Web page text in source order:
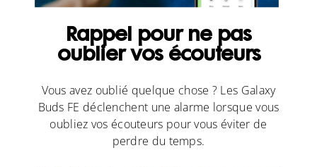
Rappel pour ne pas
oublier vos écouteurs
Vous avez oublié quelque chose ? Les Galaxy
Buds FE déclenchent une alarme lorsque vous
oubliez vos écouteurs pour vous éviter de
perdre du temps.